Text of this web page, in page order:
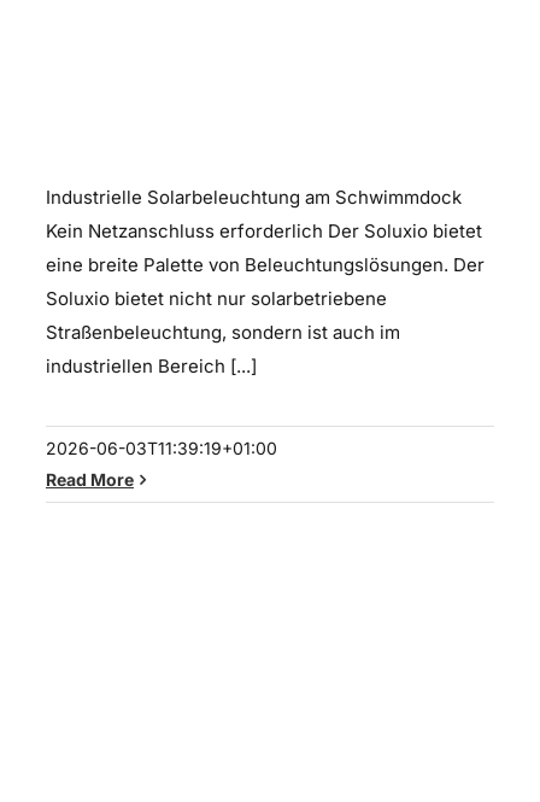
Industrielle Solarbeleuchtung am Schwimmdock
Kein Netzanschluss erforderlich Der Soluxio bietet
eine breite Palette von Beleuchtungslösungen. Der
Soluxio bietet nicht nur solarbetriebene
Straßenbeleuchtung, sondern ist auch im
industriellen Bereich [...]
2026-06-03T11:39:19+01:00
Read More